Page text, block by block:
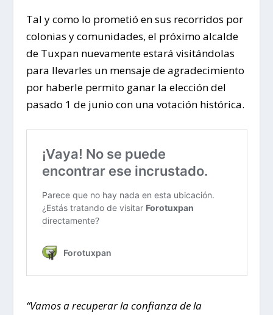
Tal y como lo prometió en sus recorridos por
colonias y comunidades, el próximo alcalde
de Tuxpan nuevamente estará visitándolas
para llevarles un mensaje de agradecimiento
por haberle permito ganar la elección del
pasado 1 de junio con una votación histórica.
“Vamos a recuperar la confianza de la